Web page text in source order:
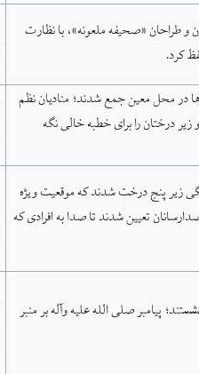
و طراحان «صحیفه ملعونه»، با نظارت
کرد.
در محل معین جمع شدند؛ منادیان نظم
زیر درختان را برای خطبه خالی نگه
زیر پنج درخت شدند که موقعیت ویژه
تعیین شدند تا صدا به افرادی که
پیامبر صلی الله علیه وآله بر منبر